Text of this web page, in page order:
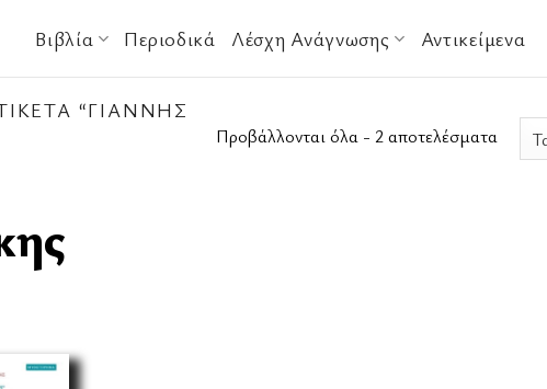
Βιβλία Περιοδικά Λέσχη Ανάγνωσης Αντικείμενα
“ΓΙΆΝΝΗΣ
Προβάλλονται όλα - 2 αποτελέσματα Sorted